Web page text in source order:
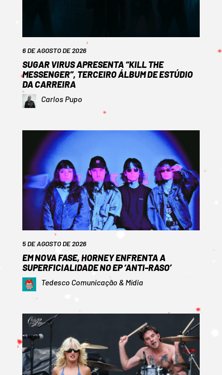
6 DE AGOSTO DE 2026
SUGAR VIRUS APRESENTA “KILL THE
MESSENGER”, TERCEIRO ÁLBUM DE ESTÚDIO
DA CARREIRA
Carlos Pupo
5 DE AGOSTO DE 2026
EM NOVA FASE, HORNEY ENFRENTA A
SUPERFICIALIDADE NO EP ‘ANTI-RASO’
Tedesco Comunicação & Mídia